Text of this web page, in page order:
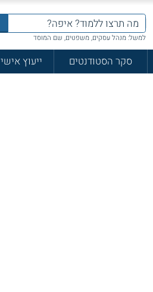
למשל: מנהל עסקים, משפטים, שם המוסד
סקר הסטודנטים
ייעוץ אישי